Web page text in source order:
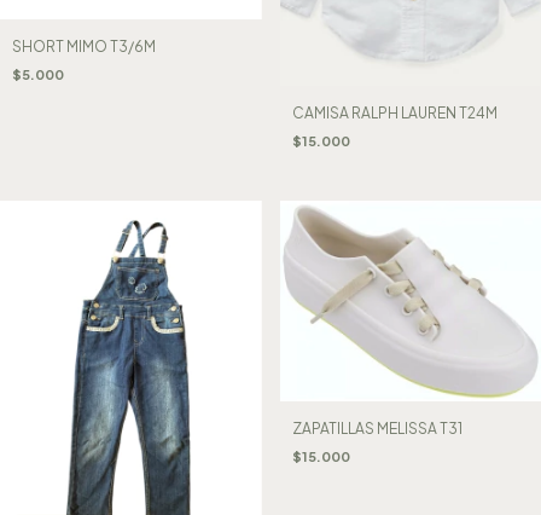
SHORT MIMO T3/6M
$5.000
CAMISA RALPH LAUREN T24M
$15.000
ZAPATILLAS MELISSA T31
$15.000